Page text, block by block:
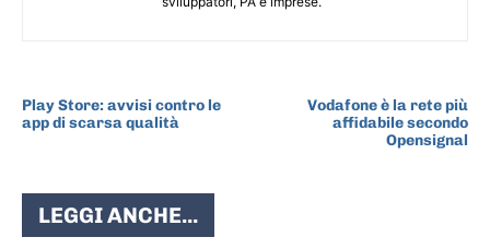
Play Store: avvisi contro le
app di scarsa qualità
Vodafone è la rete più
affidabile secondo
Opensignal
LEGGI ANCHE...